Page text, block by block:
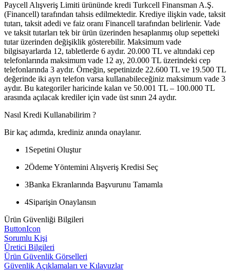
Paycell Alışveriş Limiti ürününde kredi Turkcell Finansman A.Ş.
(Financell) tarafından tahsis edilmektedir. Krediye ilişkin vade, taksit
tutarı, taksit adedi ve faiz oranı Financell tarafından belirlenir. Vade
ve taksit tutarları tek bir ürün üzerinden hesaplanmış olup sepetteki
tutar üzerinden değişiklik gösterebilir. Maksimum vade
bilgisayarlarda 12, tabletlerde 6 aydır. 20.000 TL ve altındaki cep
telefonlarında maksimum vade 12 ay, 20.000 TL üzerindeki cep
telefonlarında 3 aydır. Örneğin, sepetinizde 22.600 TL ve 19.500 TL
değerinde iki ayrı telefon varsa kullanabileceğiniz maksimum vade 3
aydır. Bu kategoriler haricinde kalan ve 50.001 TL – 100.000 TL
arasında açılacak krediler için vade üst sınırı 24 aydır.
Nasıl Kredi Kullanabilirim ?
Bir kaç adımda, krediniz anında onaylanır.
1 Sepetini Oluştur
2Ödeme Yöntemini Alışveriş Kredisi Seç
3Banka Ekranlarında Başvurunu Tamamla
4Siparişin Onaylansın
Ürün Güvenliği Bilgileri
ButtonIcon
Sorumlu Kişi
Üretici Bilgileri
Ürün Güvenlik Görselleri
Güvenlik Açıklamaları ve Kılavuzlar